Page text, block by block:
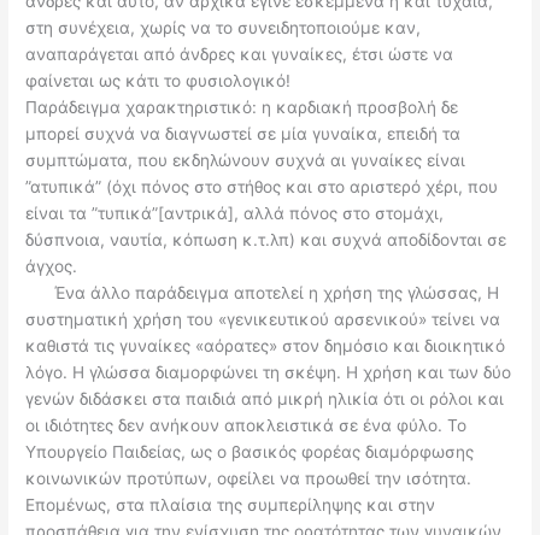
στη συνέχεια, χωρίς να το συνειδητοποιούμε καν,
αναπαράγεται από άνδρες και γυναίκες, έτσι ώστε να
φαίνεται ως κάτι το φυσιολογικό!
Παράδειγμα χαρακτηριστικό: η καρδιακή προσβολή δε
μπορεί συχνά να διαγνωστεί σε μία γυναίκα, επειδή τα
συμπτώματα, που εκδηλώνουν συχνά αι γυναίκες είναι
”ατυπικά” (όχι πόνος στο στήθος και στο αριστερό χέρι, που
είναι τα ”τυπικά”[αντρικά], αλλά πόνος στο στομάχι,
δύσπνοια, ναυτία, κόπωση κ.τ.λπ) και συχνά αποδίδονται σε
άγχος.
Ένα άλλο παράδειγμα αποτελεί η χρήση της γλώσσας, Η
συστηματική χρήση του «γενικευτικού αρσενικού» τείνει να
καθιστά τις γυναίκες «αόρατες» στον δημόσιο και διοικητικό
λόγο. Η γλώσσα διαμορφώνει τη σκέψη. Η χρήση και των δύο
γενών διδάσκει στα παιδιά από μικρή ηλικία ότι οι ρόλοι και
οι ιδιότητες δεν ανήκουν αποκλειστικά σε ένα φύλο. Το
Υπουργείο Παιδείας, ως ο βασικός φορέας διαμόρφωσης
κοινωνικών προτύπων, οφείλει να προωθεί την ισότητα.
Επομένως, στα πλαίσια της συμπερίληψης και στην